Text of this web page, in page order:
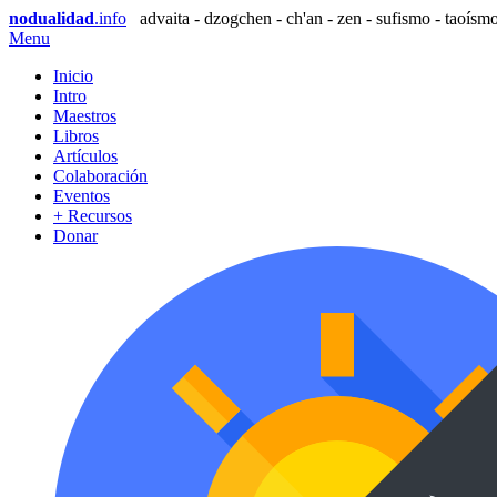
nodualidad.info
advaita - dzogchen - ch'an - zen - sufismo -
Menu
Inicio
Intro
Maestros
Libros
Artículos
Colaboración
Eventos
+ Recursos
Donar